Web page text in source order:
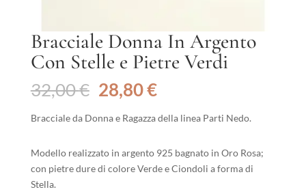
Bracciale Donna In Argento
Con Stelle e Pietre Verdi
32,00€ Il
prezzo
originale
32,00 €.
28,80€Il
attuale
28,80 €.
Bracciale da Donna e Ragazza della linea Parti Nedo.
Modello realizzato in argento 925 bagnato in Oro Rosa;
con pietre dure di colore Verde e Ciondoli a forma di
Stella.